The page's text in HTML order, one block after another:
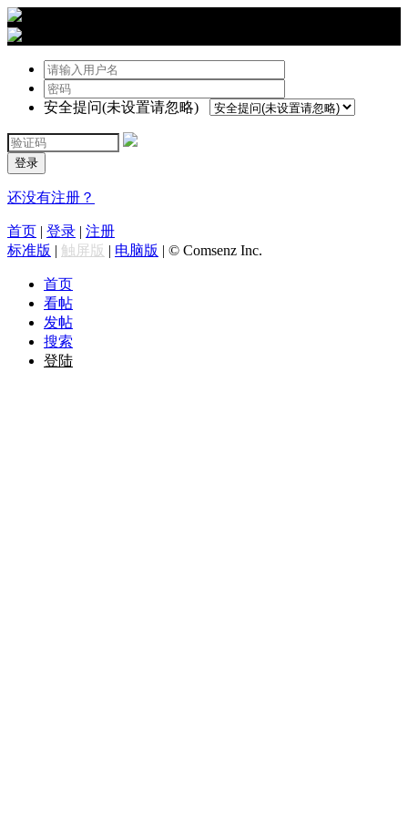
安全提问(未设置请忽略)
登录
还没有注册？
首页 | 登录 | 注册
标准版 | 触屏版 | 电脑版 | © Comsenz Inc.
首页
看帖
发帖
搜索
登陆